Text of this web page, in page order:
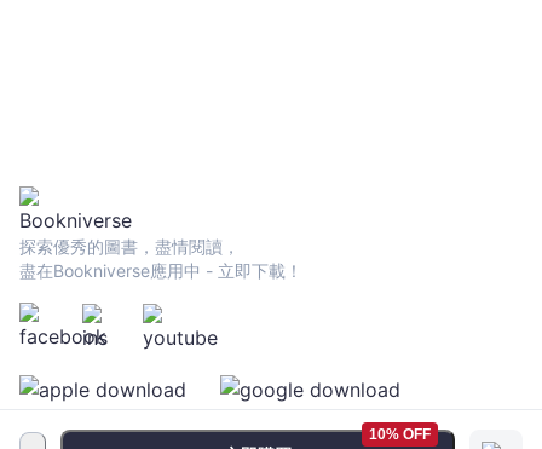
10% OFF
探索優秀的圖書，盡情閱讀，
盡在Bookniverse應用中 - 立即下載！